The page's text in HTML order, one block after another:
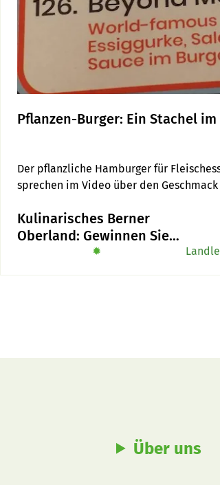
Pflanzen-Burger: Ein Stachel im
Der pflanzliche Hamburger für
Kulinarisches Berner
Oberland: Gewinnen Sie
das Buch «Alpe-Chuchi»
✹
Über uns